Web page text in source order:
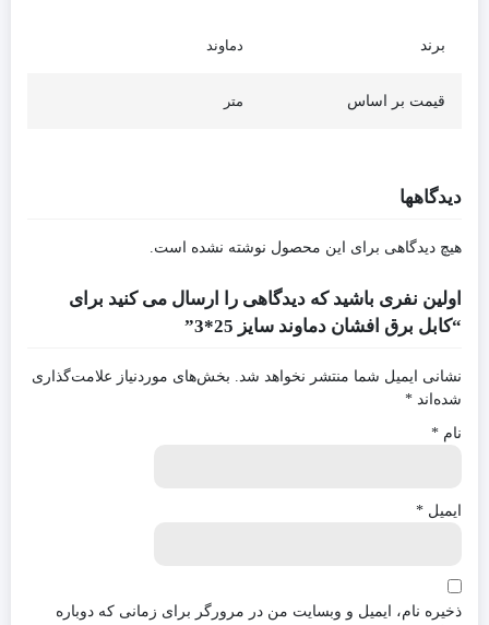
برند دماوند
قیمت بر اساس متر
دیدگاهها
هیچ دیدگاهی برای این محصول نوشته نشده است.
اولین نفری باشید که دیدگاهی را ارسال می کنید برای
“کابل برق افشان دماوند سایز 25*3”
نشانی ایمیل شما منتشر نخواهد شد. بخش‌های موردنیاز علامت‌گذاری
شده‌اند *
نام *
ایمیل *
ذخیره نام، ایمیل و وبسایت من در مرورگر برای زمانی که دوباره